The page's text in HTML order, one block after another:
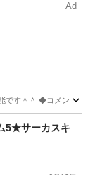
Ad
＾＾ ◆コメント◆ ♪
5★サーカスキ